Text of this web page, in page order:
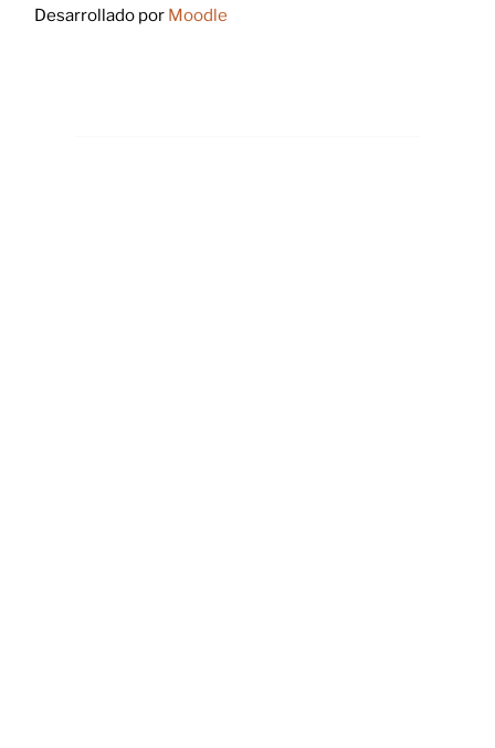
Desarrollado por Moodle